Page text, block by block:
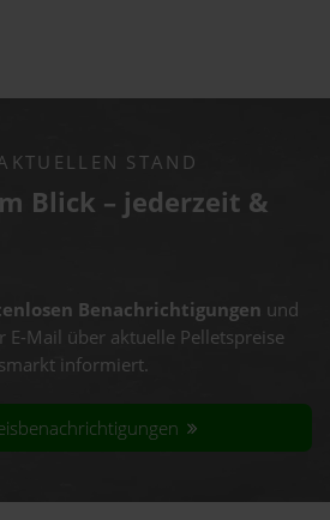
STAND
Blick – jederzeit &
Benachrichtigungen und
E-Mail über aktuelle Pelletspreise
informiert.